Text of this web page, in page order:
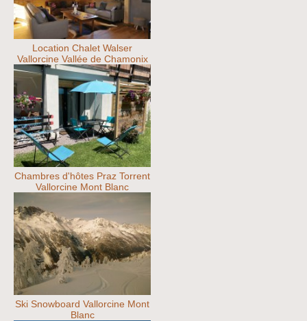
Location Chalet Walser
Vallorcine Vallée de Chamonix
Chambres d'hôtes Praz Torrent
Vallorcine Mont Blanc
Ski Snowboard Vallorcine Mont
Blanc